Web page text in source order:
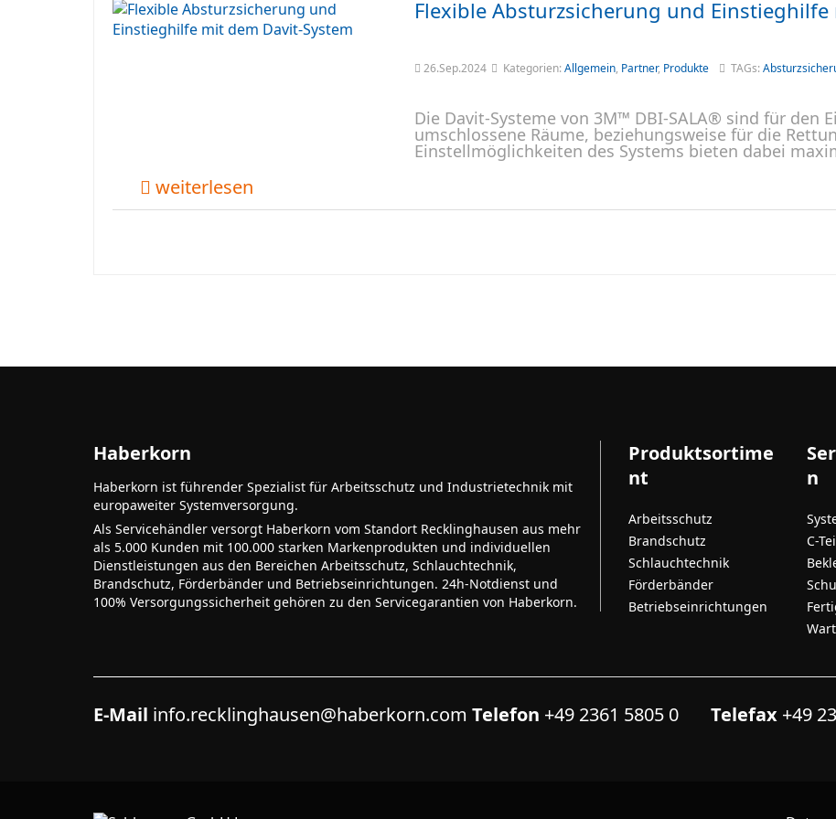
Flexible Absturzsicherung und Einstieghilfe
26.Sep.2024 Kategorien:Allgemein, Partner, Produkte TAGs:
Die Davit-Systeme von 3M™ DBI-SALA® sind für den
umschlossene Räume, beziehungsweise für die
Einstellmöglichkeiten des Systems bieten dabei
weiterlesen
Haberkorn
Haberkorn ist führender Spezialist für Arbeitsschutz und Industrietechnik mit
europaweiter Systemversorgung.
Als Servicehändler versorgt Haberkorn vom Standort Recklinghausen aus mehr
als 5.000 Kunden mit 100.000 starken Markenprodukten und individuellen
Dienstleistungen aus den Bereichen Arbeitsschutz, Schlauchtechnik,
Brandschutz, Förderbänder und Betriebseinrichtungen. 24h-Notdienst und
100% Versorgungssicherheit gehören zu den Servicegarantien von Haberkorn.
Produktsortime
nt
Arbeitsschutz
Brandschutz
Schlauchtechnik
Förderbänder
Betriebseinrichtungen
n
C-
E-Mail info.recklinghausen@haberkorn.com Telefon +49 2361 5805 0 Telefax +49